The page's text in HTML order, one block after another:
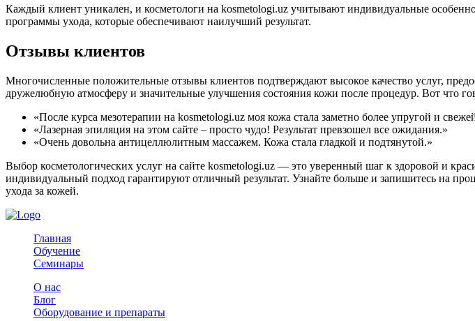
Каждый клиент уникален, и косметологи на kosmetologi.uz учитывают индивидуальные
программы ухода, которые обеспечивают наилучший результат.
Отзывы клиентов
Многочисленные положительные отзывы клиентов подтверждают высокое качество услуг,
дружелюбную атмосферу и значительные улучшения состояния кожи после процедур. Вот что
«После курса мезотерапии на kosmetologi.uz моя кожа стала заметно более упругой и
«Лазерная эпиляция на этом сайте – просто чудо! Результат превзошел все ожидания.»
«Очень довольна антицеллюлитным массажем. Кожа стала гладкой и подтянутой.»
Выбор косметологических услуг на сайте kosmetologi.uz — это уверенный шаг к здоровой и
индивидуальный подход гарантируют отличный результат. Узнайте больше и запишитесь на
ухода за кожей.
Главная
Обучение
Семинары
О нас
Блог
Оборудование и препараты